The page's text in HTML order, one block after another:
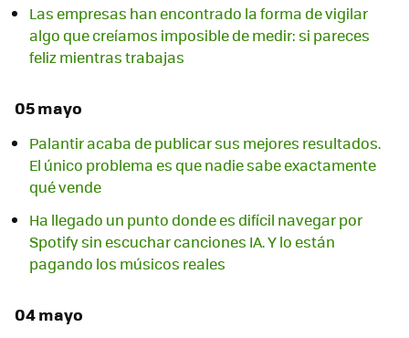
Las empresas han encontrado la forma de vigilar
algo que creíamos imposible de medir: si pareces
feliz mientras trabajas
05 mayo
Palantir acaba de publicar sus mejores resultados.
El único problema es que nadie sabe exactamente
qué vende
Ha llegado un punto donde es difícil navegar por
Spotify sin escuchar canciones IA. Y lo están
pagando los músicos reales
04 mayo